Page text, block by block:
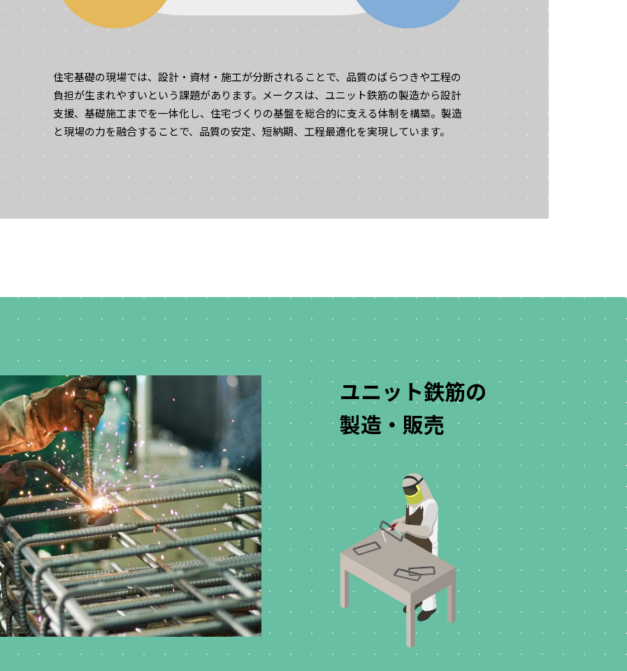
住宅基礎の現場では、設計・資材・施工が分断されることで、品質のばらつきや工程の
負担が生まれやすいという課題があります。メークスは、ユニット鉄筋の製造から設計
支援、基礎施工までを一体化し、住宅づくりの基盤を総合的に支える体制を構築。製造
と現場の力を融合することで、品質の安定、短納期、工程最適化を実現しています。
ユニット鉄筋の
製造・販売